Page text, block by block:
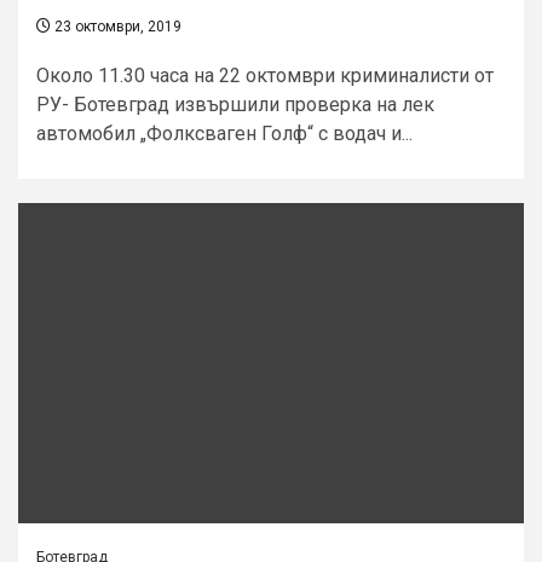
23 октомври, 2019
Около 11.30 часа на 22 октомври криминалисти от
РУ- Ботевград извършили проверка на лек
автомобил „Фолксваген Голф“ с водач и...
Ботевград